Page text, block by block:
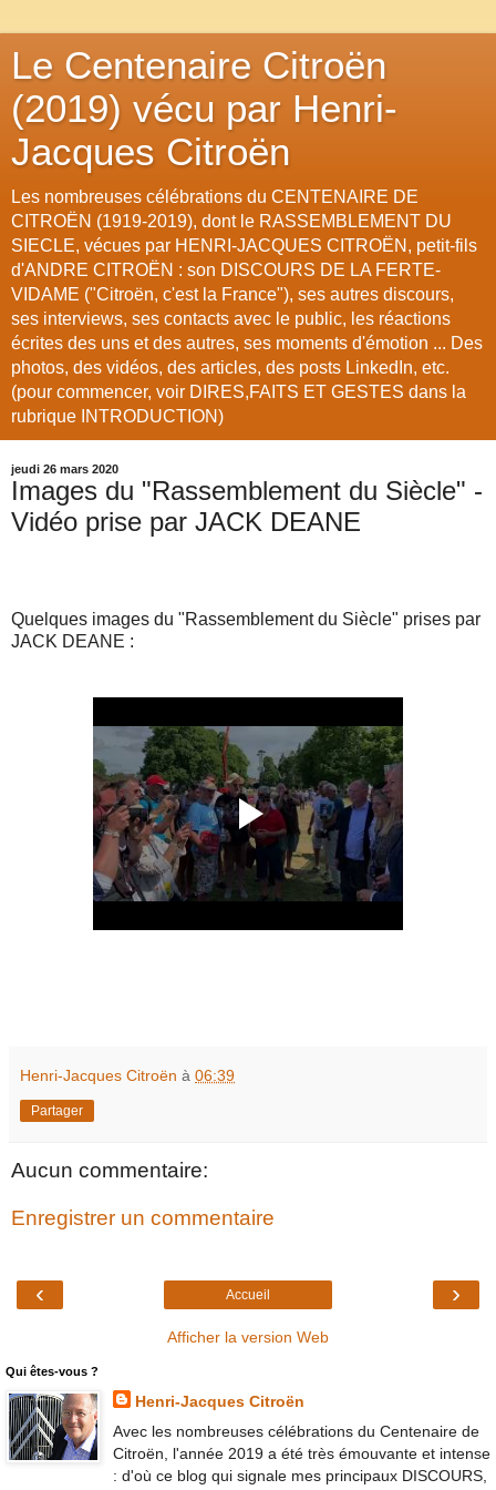
Le Centenaire Citroën
(2019) vécu par Henri-
Jacques Citroën
Les nombreuses célébrations du CENTENAIRE DE
CITROËN (1919-2019), dont le RASSEMBLEMENT DU
SIECLE, vécues par HENRI-JACQUES CITROËN, petit-fils
d'ANDRE CITROËN : son DISCOURS DE LA FERTE-
VIDAME ("Citroën, c'est la France"), ses autres discours,
ses interviews, ses contacts avec le public, les réactions
écrites des uns et des autres, ses moments d'émotion ... Des
photos, des vidéos, des articles, des posts LinkedIn, etc.
(pour commencer, voir DIRES,FAITS ET GESTES dans la
rubrique INTRODUCTION)
jeudi 26 mars 2020
Images du "Rassemblement du Siècle" -
Vidéo prise par JACK DEANE
Quelques images du "Rassemblement du Siècle" prises par
JACK DEANE :
Henri-Jacques Citroën à 06:39
Partager
Aucun commentaire:
Enregistrer un commentaire
‹ ›
Accueil
Afficher la version Web
Qui êtes-vous ?
Henri-Jacques Citroën
Avec les nombreuses célébrations du Centenaire de
Citroën, l'année 2019 a été très émouvante et intense
: d'où ce blog qui signale mes principaux DISCOURS,